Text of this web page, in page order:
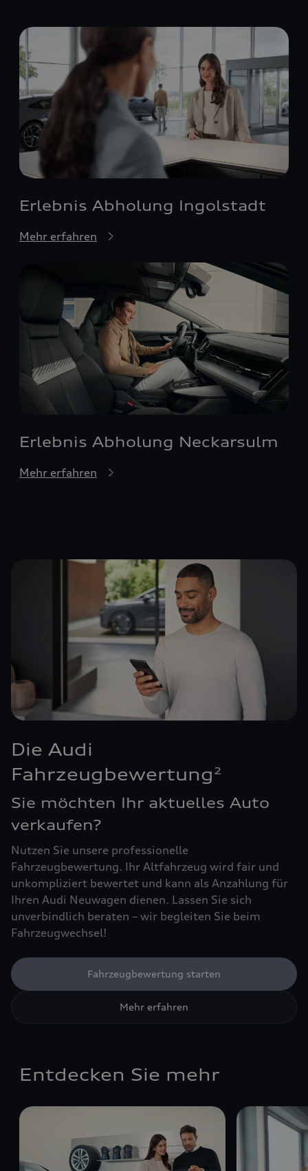
Erlebnis Abholung Ingolstadt
Mehr erfahren
Erlebnis Abholung Neckarsulm
Mehr erfahren
Die Audi
Fahrzeugbewertung 2
Sie möchten Ihr aktuelles Auto
verkaufen?
Nutzen Sie unsere professionelle
Fahrzeugbewertung. Ihr Altfahrzeug wird fair und
unkompliziert bewertet und kann als Anzahlung für
Ihren Audi Neuwagen dienen. Lassen Sie sich
unverbindlich beraten – wir begleiten Sie beim
Fahrzeugwechsel!
Fahrzeugbewertung starten
Mehr erfahren
Entdecken Sie mehr